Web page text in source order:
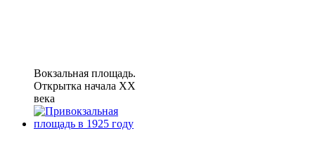
Вокзальная площадь.
Открытка начала XX
века